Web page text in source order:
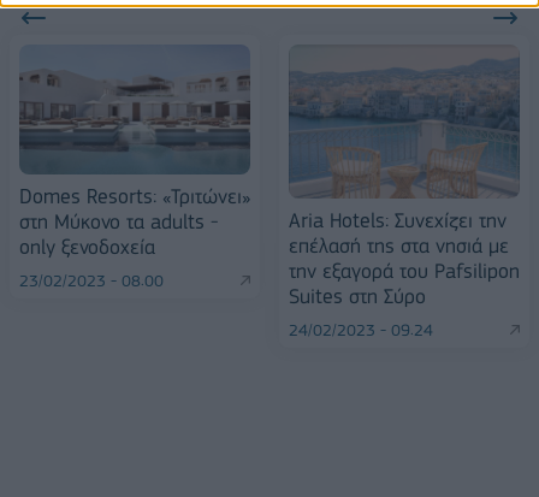
Domes Resorts: «Τριτώνει»
στη Μύκονο τα adults -
only ξενοδοχεία
23/02/2023 - 08:00
Aria Hotels: Συνεχίζει την
επέλασή της στα νησιά με
την εξαγορά του Pafsilipon
Suites στη Σύρο
24/02/2023 - 09:24